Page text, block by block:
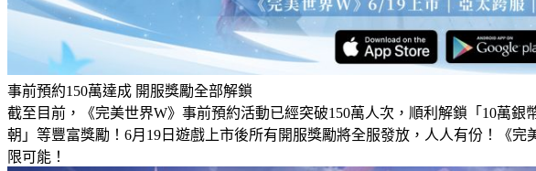
事前預約150萬達成 開服獎勵全部解鎖
截至目前，《完美世界W》事前預約活動已經突破150萬人次，順利解鎖「10萬
朝」等豐富獎勵！6月19日遊戲上市後所有開服獎勵將全服發放，人人有份！《
限可能！